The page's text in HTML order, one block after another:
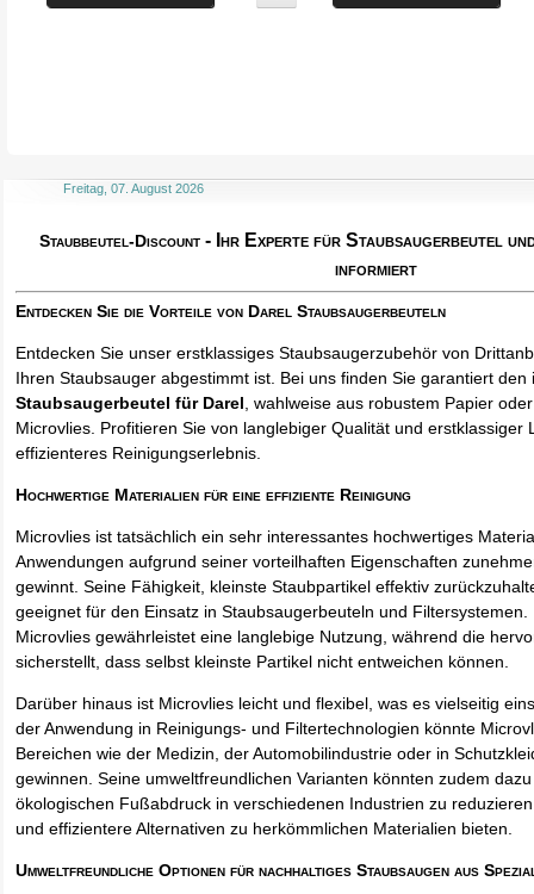
Freitag, 07. August 2026
Staubbeutel-Discount - Ihr Experte für Staubsaugerbeutel
informiert
Entdecken Sie die Vorteile von Darel Staubsaugerbeuteln
Entdecken Sie unser erstklassiges Staubsaugerzubehör von
Ihren Staubsauger abgestimmt ist. Bei uns finden Sie garantiert den
Staubsaugerbeutel für Darel, wahlweise aus robustem Papier
Microvlies. Profitieren Sie von langlebiger Qualität und erstklassiger
effizienteres Reinigungserlebnis.
Hochwertige Materialien für eine effiziente Reinigung
Microvlies ist tatsächlich ein sehr interessantes hochwertiges
Anwendungen aufgrund seiner vorteilhaften Eigenschaften
gewinnt. Seine Fähigkeit, kleinste Staubpartikel effektiv
geeignet für den Einsatz in Staubsaugerbeuteln und
Microvlies gewährleistet eine langlebige Nutzung, während die
sicherstellt, dass selbst kleinste Partikel nicht entweichen können.
Darüber hinaus ist Microvlies leicht und flexibel, was es vielseitig
der Anwendung in Reinigungs- und Filtertechnologien könnte
Bereichen wie der Medizin, der Automobilindustrie oder in
gewinnen. Seine umweltfreundlichen Varianten könnten zudem
ökologischen Fußabdruck in verschiedenen Industrien zu
und effizientere Alternativen zu herkömmlichen Materialien bieten.
Umweltfreundliche Optionen für nachhaltiges Staubsaugen aus